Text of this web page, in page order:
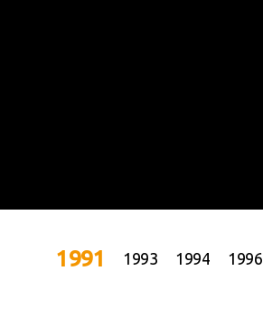
1991 1993 1994 1996